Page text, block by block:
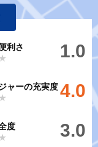
利さ
1.0
ャーの充実度4.0
度
3.0